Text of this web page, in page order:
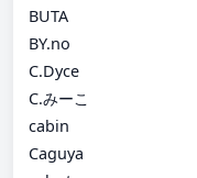
BUTA
BY.no
C.Dyce
C.みーこ
cabin
Caguya